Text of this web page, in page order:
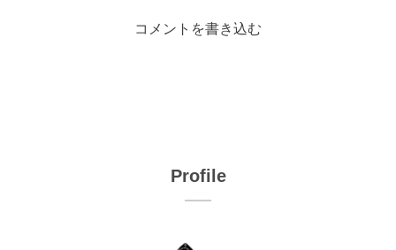
コメントを書き込む
Profile